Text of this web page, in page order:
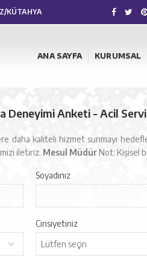
KÜTAHYA
ANA SAYFA KURUMSAL
Deneyimi Anketi - Acil
daha kaliteli hizmet sunmayı
iletiriz. Mesul Müdür Not: Kişisel
Soyadınız
Cinsiyetiniz